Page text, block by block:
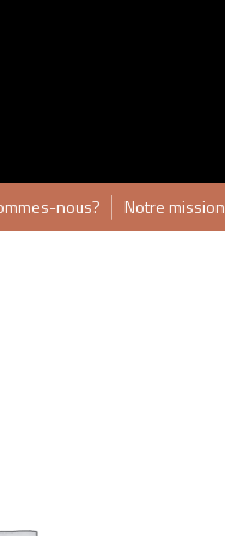
nous? Notre mission